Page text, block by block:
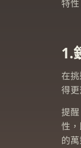
特
1.
在
得更
提
性
的萬